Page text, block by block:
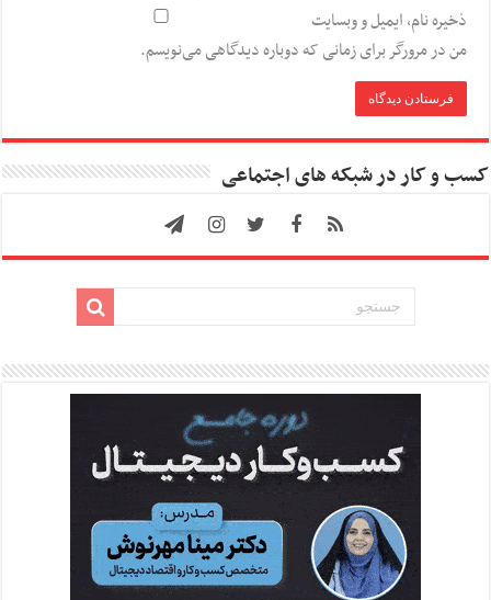
ذخیره نام، ایمیل و وبسایت
من در مرورگر برای زمانی که دوباره دیدگاهی می‌نویسم.
کسب و کار در شبکه های اجتماعی